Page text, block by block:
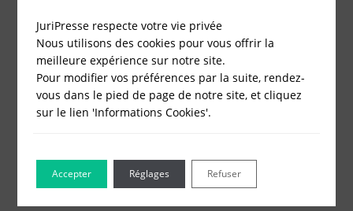
Le Blog pour les Entreprises
JuriPresse respecte votre vie privée
Nous utilisons des cookies pour vous offrir la
meilleure expérience sur notre site.
Pour modifier vos préférences par la suite, rendez-
vous dans le pied de page de notre site, et cliquez
sur le lien 'Informations Cookies'.
Accepter Refuser
Réglages